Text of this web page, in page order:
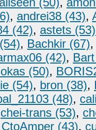
, andrei38 (43),
(42), astets (53)
, Bachkir (67)
(42),
(50),
(54), bron (38),
(48),
chei-trans (53),
CtoAmper (43),